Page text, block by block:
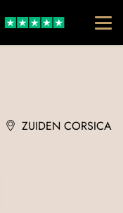
ZUIDEN CORSICA